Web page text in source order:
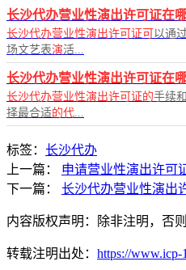
长沙代办营业性演出许可证在
长沙代办营业性演出许可证可 以通
场文艺表演活...
长沙代办营业性演出许可证在
长沙代办营业性演出许可证的手续
择最合适的代
标签： 长沙代办
上一篇：
申请营业性演出许可
下一篇：
长沙代办营业性演出
内容版权声明：除非注明，否
转载注明出处： https://www.icp-